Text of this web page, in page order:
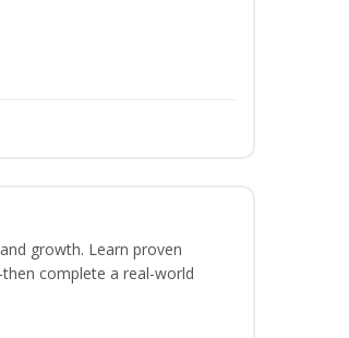
growth. Learn proven
complete a real-world